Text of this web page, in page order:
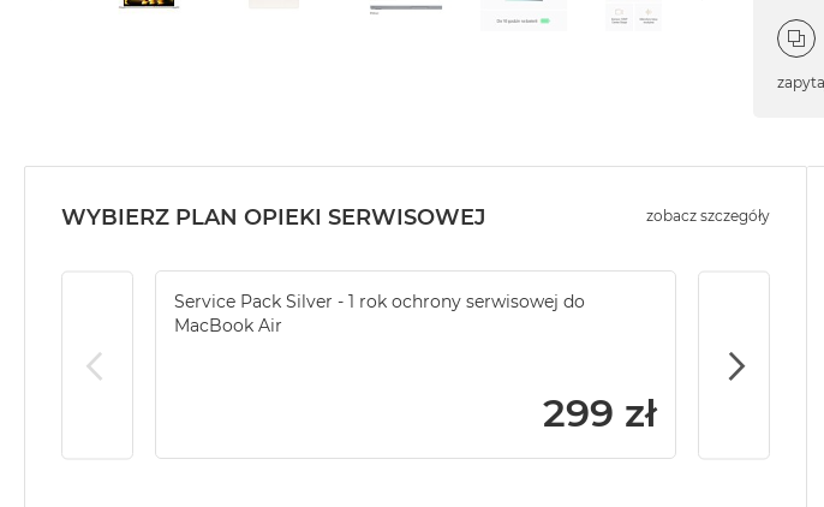
WYBIERZ PLAN OPIEKI SERWISOWEJ
Service Pack Silver - 1 rok ochrony serwisowej do
MacBook Air
299 zł
Service
zobacz szczegóły